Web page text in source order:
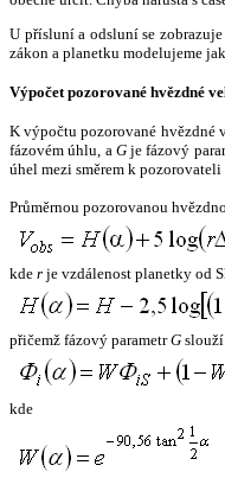
U přísluní a odsluní se
zákon a planetku modelujeme
Výpočet pozorované hvězdné
K výpočtu pozorované hvězdné
fázovém úhlu, a Gje fázový
úhel mezi směrem k
Průměrnou pozorovanou
kde r je vzdálenost planetky od
přičemž fázový parametrG
kde
,